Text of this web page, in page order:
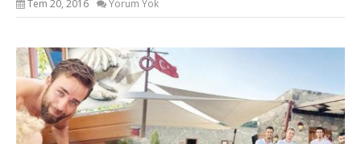
Tem 20, 2016 Yorum Yok